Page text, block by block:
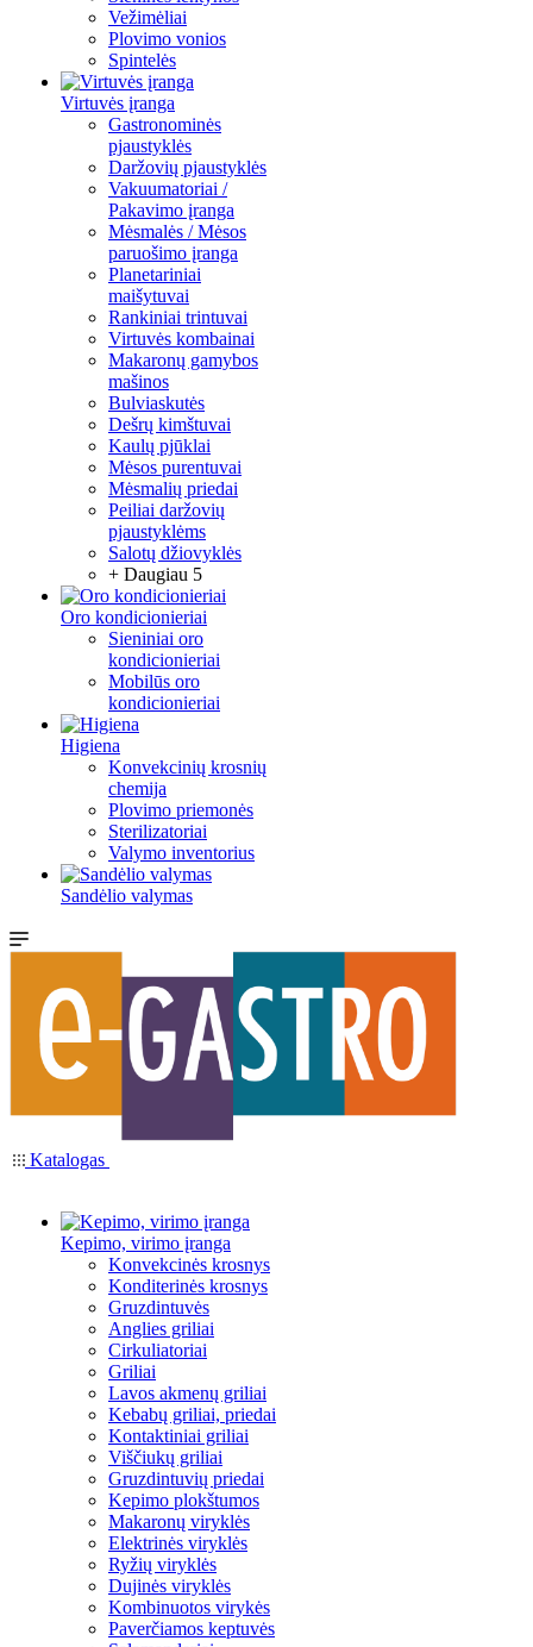
Vežimėliai
Plovimo vonios
Spintelės
Virtuvės įranga
Gastronominės
pjaustyklės
Daržovių pjaustyklės
Vakuumatoriai /
Pakavimo įranga
Mėsmalės / Mėsos
paruošimo įranga
Planetariniai
maišytuvai
Rankiniai trintuvai
Virtuvės kombainai
Makaronų gamybos
mašinos
Bulviaskutės
Dešrų kimštuvai
Kaulų pjūklai
Mėsos purentuvai
Mėsmalių priedai
Peiliai daržovių
pjaustyklėms
Salotų džiovyklės
+ Daugiau 5
Oro kondicionieriai
Sieniniai oro
kondicionieriai
Mobilūs oro
kondicionieriai
Higiena
Konvekcinių krosnių
chemija
Plovimo priemonės
Sterilizatoriai
Valymo inventorius
Sandėlio valymas
Katalogas
Kepimo, virimo įranga
Konvekcinės krosnys
Konditerinės krosnys
Gruzdintuvės
Anglies griliai
Cirkuliatoriai
Griliai
Lavos akmenų griliai
Kebabų griliai, priedai
Kontaktiniai griliai
Viščiukų griliai
Gruzdintuvių priedai
Kepimo plokštumos
Makaronų viryklės
Elektrinės viryklės
Ryžių viryklės
Dujinės viryklės
Kombinuotos virykės
Paverčiamos keptuvės